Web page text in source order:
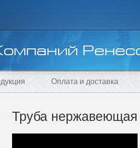
Оплата и доставка
Труба нержавеющая